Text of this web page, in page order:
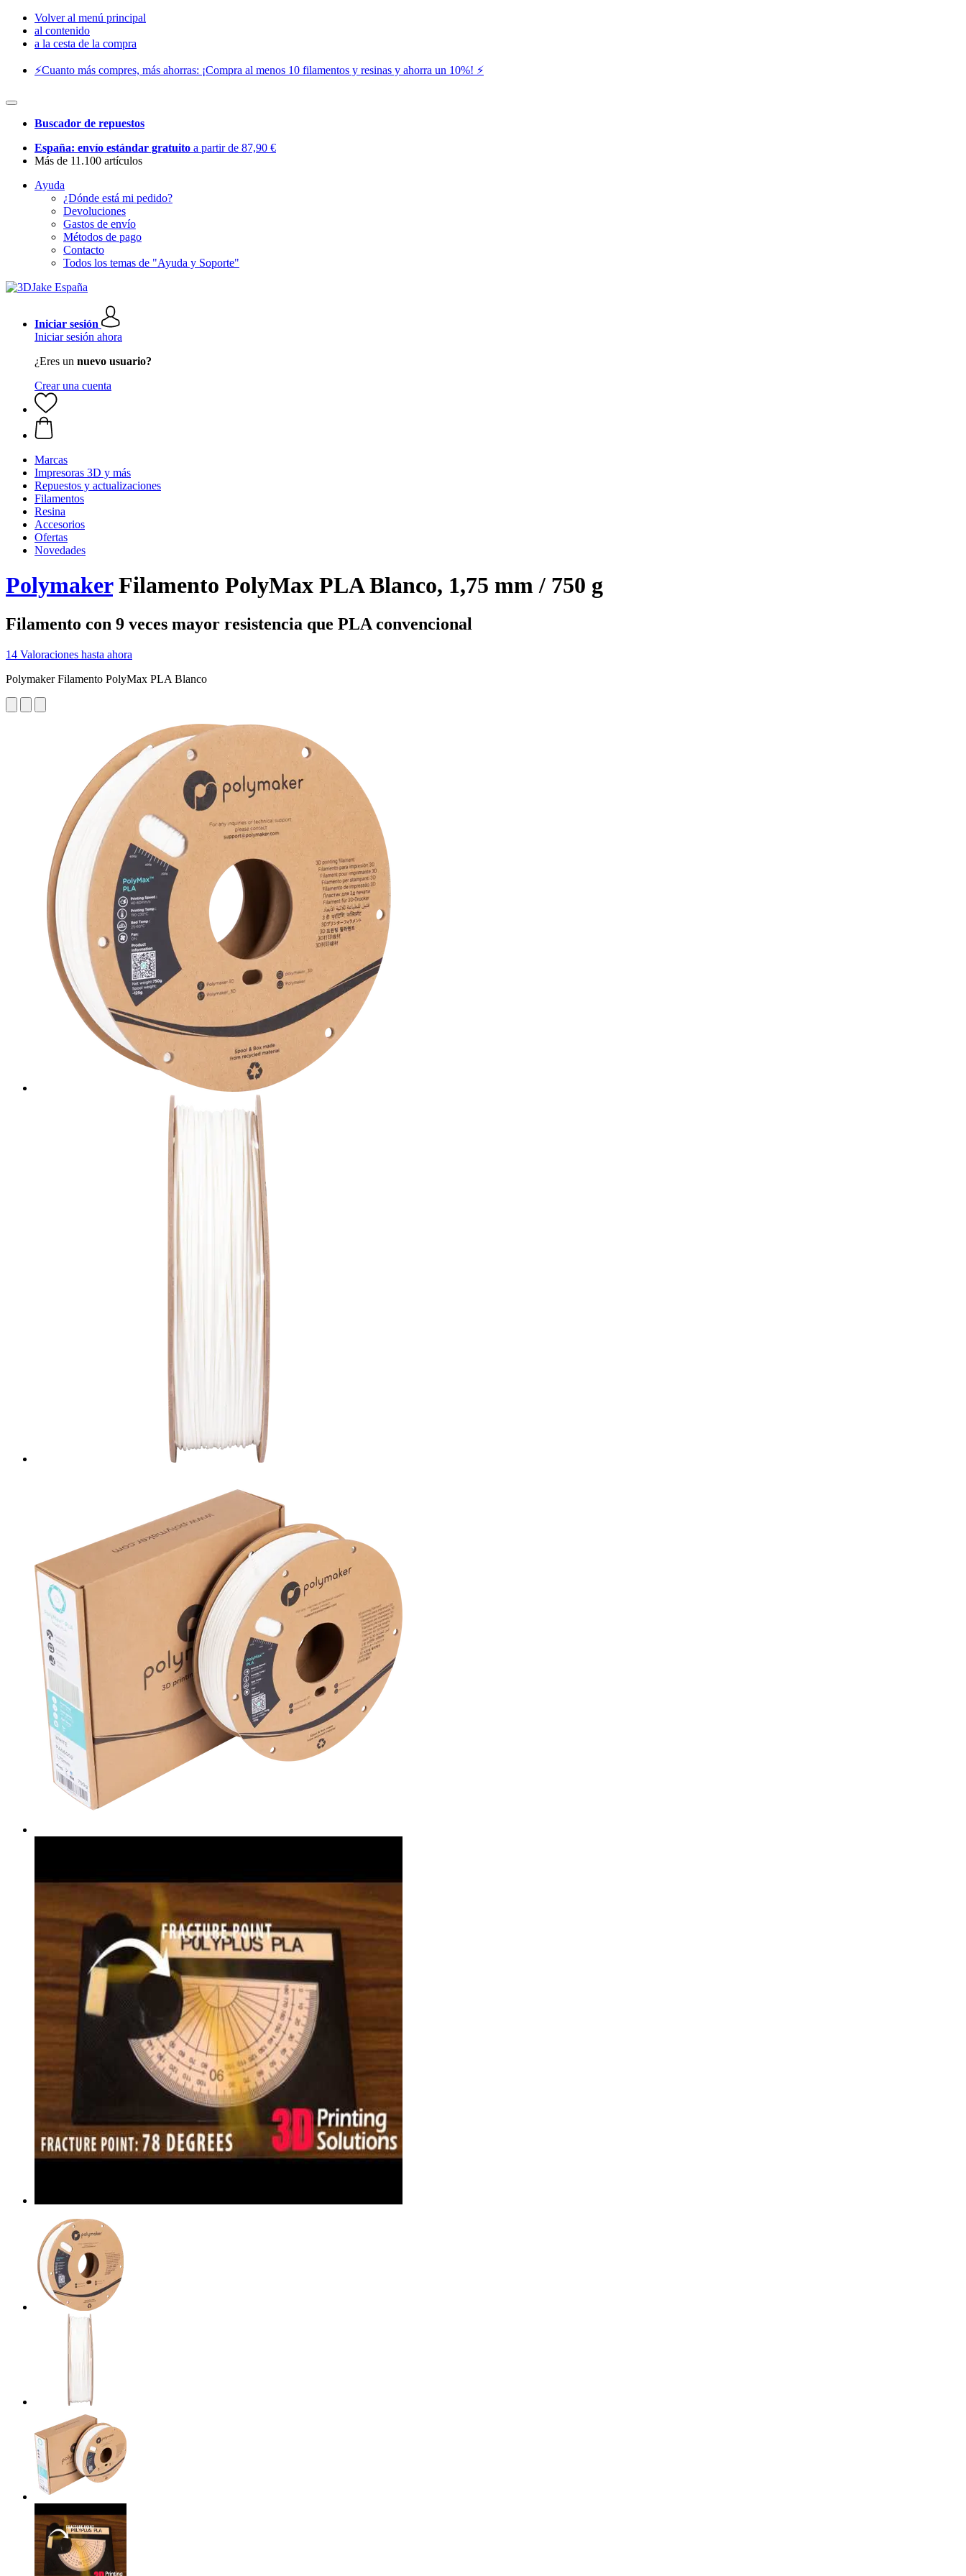
Volver al menú principal
al contenido
a la cesta de la compra
⚡️Cuanto más compres, más ahorras: ¡Compra al menos 10 filamentos y resinas y ahorra un 10%! ⚡️
Buscador de repuestos
España: envío estándar gratuito a partir de 87,90 €
Más de 11.100 artículos
Ayuda
¿Dónde está mi pedido?
Devoluciones
Gastos de envío
Métodos de pago
Contacto
Todos los temas de "Ayuda y Soporte"
Iniciar sesión
Iniciar sesión ahora
¿Eres un nuevo usuario?
Crear una cuenta
Marcas
Impresoras 3D y más
Repuestos y actualizaciones
Filamentos
Resina
Accesorios
Ofertas
Novedades
PolymakerFilamento PolyMax PLA Blanco, 1,75 mm / 750 g
Filamento con 9 veces mayor resistencia que PLA convencional
14 Valoraciones hasta ahora
Polymaker Filamento PolyMax PLA Blanco